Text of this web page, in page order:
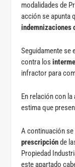
modalidades de
acción se apunta
indemnizaciones
Seguidamente se
contra los
infractor para
En relación con la
estima que
A continuación
prescripciónde
Propiedad
este apartado